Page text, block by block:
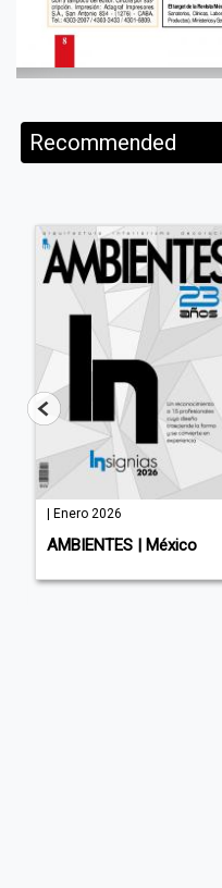
Recommended
| Enero 2026
AMBIENTES | México